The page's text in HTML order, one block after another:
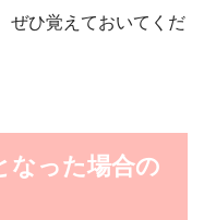
ぜひ覚えておいてくだ
なった場合の